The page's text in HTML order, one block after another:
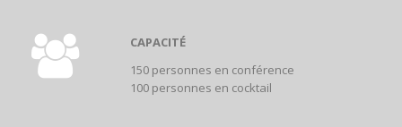
CAPACITÉ
150 personnes en conférence
100 personnes en cocktail